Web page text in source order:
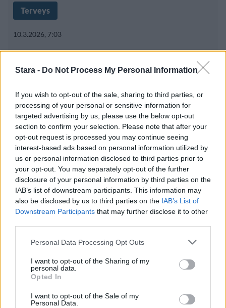
Stara - Do Not Process My Personal Information
If you wish to opt-out of the sale, sharing to third parties, or
processing of your personal or sensitive information for
targeted advertising by us, please use the below opt-out
section to confirm your selection. Please note that after your
opt-out request is processed you may continue seeing
interest-based ads based on personal information utilized by
us or personal information disclosed to third parties prior to
your opt-out. You may separately opt-out of the further
disclosure of your personal information by third parties on the
IAB’s list of downstream participants. This information may
also be disclosed by us to third parties on the IAB’s List of
Downstream Participants that may further disclose it to other
Personal Data Processing Opt Outs
I want to opt-out of the Sharing of my
personal data.
Opted In
I want to opt-out of the Sale of my
Personal Data.
Terveys
10.3.2026, 7:03
Valehoitaja pidätettiin – epäillään
7.2.2026, 19:55
Peura eksyi perheen kotiin –